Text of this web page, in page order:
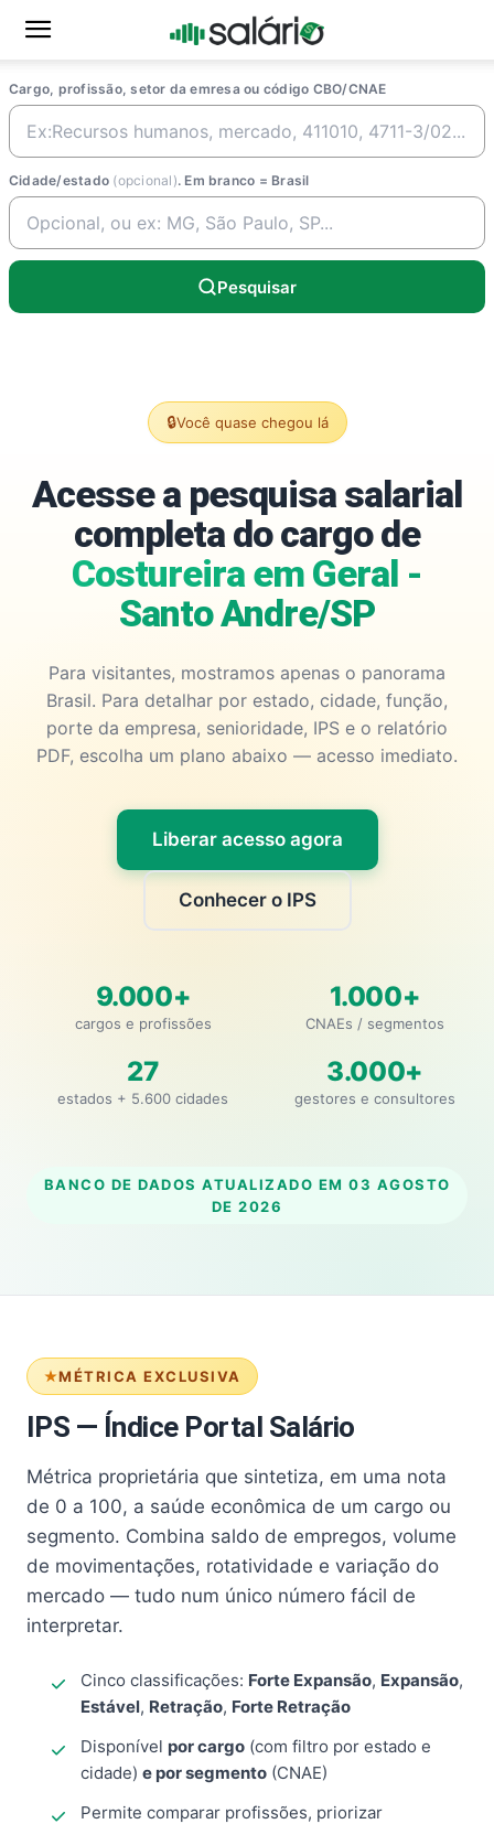
Cargo, profissão, setor da emresa ou código CBO/CNAE
Cidade/estado (opcional). Em branco = Brasil
Pesquisar
🔒Você quase chegou lá
Acesse a pesquisa salarial
completa do cargo de
Costureira em Geral -
Santo Andre/SP
Para visitantes, mostramos apenas o panorama
Brasil. Para detalhar por estado, cidade, função,
porte da empresa, senioridade, IPS e o relatório
PDF, escolha um plano abaixo — acesso imediato.
Liberar acesso agora
Conhecer o IPS
9.000+
cargos e profissões
1.000+
CNAEs / segmentos
27
estados + 5.600 cidades
3.000+
gestores e consultores
BANCO DE DADOS ATUALIZADO EM 03 AGOSTO
DE 2026
MÉTRICA EXCLUSIVA
IPS — Índice Portal Salário
Métrica proprietária que sintetiza, em uma nota
de 0 a 100, a saúde econômica de um cargo ou
segmento. Combina saldo de empregos, volume
de movimentações, rotatividade e variação do
mercado — tudo num único número fácil de
interpretar.
Cinco classificações: Forte Expansão, Expansão,
Estável, Retração, Forte Retração
Disponível por cargo (com filtro por estado e
cidade) e por segmento (CNAE)
Permite comparar profissões, priorizar